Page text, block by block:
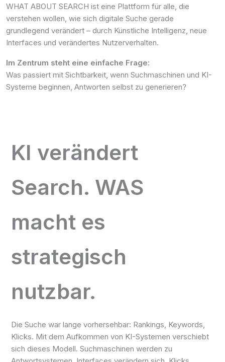
WHAT ABOUT SEARCH ist eine Plattform für alle, die
verstehen wollen, wie sich digitale Suche gerade
grundlegend verändert – durch Künstliche Intelligenz, neue
Interfaces und verändertes Nutzerverhalten.
Im Zentrum steht eine einfache Frage:
Was passiert mit Sichtbarkeit, wenn Suchmaschinen und KI-
Systeme beginnen, Antworten selbst zu generieren?
KI verändert
Search. WAS
macht es
strategisch
nutzbar.
Die Suche war lange vorhersehbar: Rankings, Keywords,
Klicks. Mit dem Aufkommen von KI-Systemen verschiebt
sich dieses Modell. Suchmaschinen werden zu